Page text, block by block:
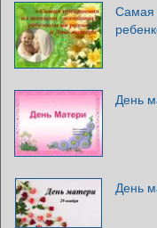
Самая
День
День